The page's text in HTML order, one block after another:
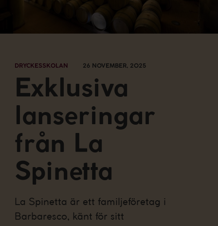
DRYCKESSKOLAN 26 NOVEMBER, 2025
Exklusiva
lanseringar
från La
Spinetta
La Spinetta är ett familjeföretag i
Barbaresco, känt för sitt